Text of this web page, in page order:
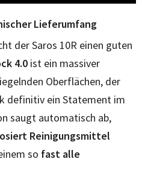
Lieferumfang
der Saros 10R einen guten
4.0 ist ein massiver
Oberflächen, der
definitiv ein Statement im
saugt automatisch ab,
Reinigungsmittel
so fast alle